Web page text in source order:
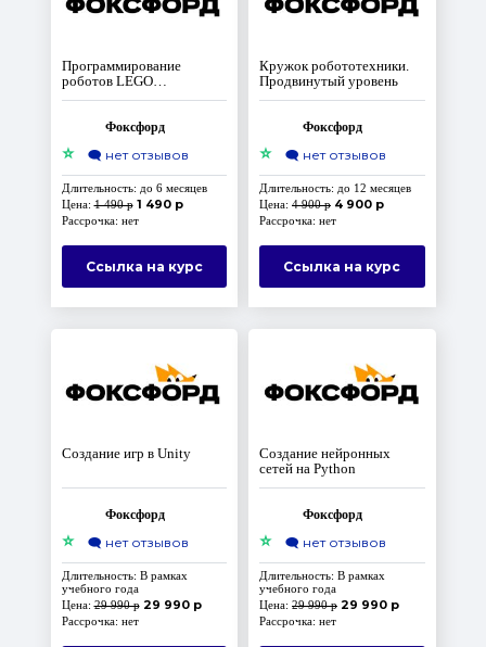
Программирование
роботов LEGO
MINDSTORMS EV3 на
Фоксфорд
⭐ 🗨️ нет отзывов
Длительность: до 6 месяцев
Цена:1 490 р 1 490 р
Рассрочка: нет
Ссылка на курс
Кружок робототехники.
Продвинутый уровень
Фоксфорд
⭐ 🗨️ нет отзывов
Длительность: до 12 месяцев
Цена: 4 900 р 4 900 р
Рассрочка: нет
Ссылка на курс
Создание игр в Unity
Фоксфорд
⭐ 🗨️ нет отзывов
Длительность: В рамках
учебного года
Цена:29 990 р 29 990 р
Рассрочка: нет
Создание нейронных
сетей на Python
Фоксфорд
⭐ 🗨️ нет отзывов
Длительность: В рамках
учебного года
Цена: 29 990 р 29 990 р
Рассрочка: нет